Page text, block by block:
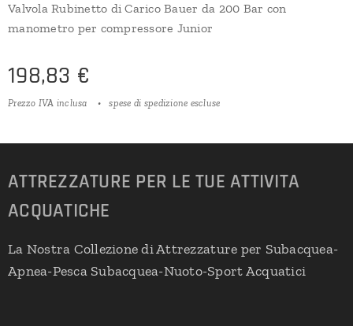
Valvola Rubinetto di Carico Bauer da 200 Bar con
manometro per compressore Junior
198,83 €
Prezzo IVA inclusa spese di spedizione escluse
ATTREZZATURE PER LE TUE ATTIVITA
ACQUATICHE
La Nostra Collezione di Attrezzature per Subacquea-
Apnea-Pesca Subacquea-Nuoto-Sport Acquatici